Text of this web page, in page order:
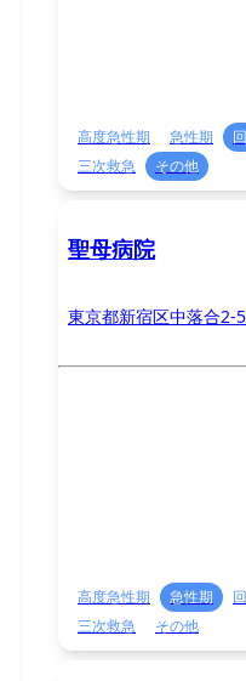
高度急性期 急性期
三次救急
その他
聖母病院
東京都新宿区中落合2-
高度急性期 急性期
三次救急
その他